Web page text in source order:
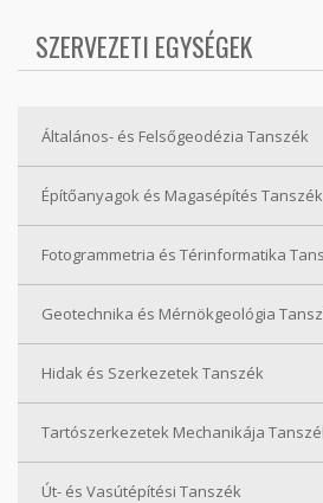
SZERVEZETI EGYSÉGEK
Általános- és Felsőgeodézia Tanszék
Építőanyagok és Magasépítés Tanszék
Fotogrammetria és Térinformatika
Geotechnika és Mérnökgeológia
Hidak és Szerkezetek Tanszék
Tartószerkezetek Mechanikája
Út- és Vasútépítési Tanszék